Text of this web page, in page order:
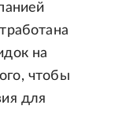
на
чтобы
для